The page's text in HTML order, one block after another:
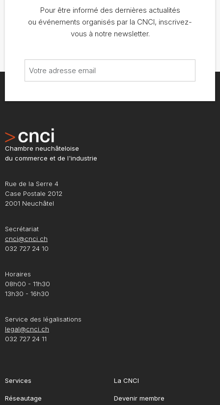
Pour être informé des dernières actualités
ou événements organisés par la CNCI, inscrivez-
vous à notre newsletter.
Chambre neuchâteloise
du commerce et de l'industrie
Rue de la Serre 4
Case Postale 2012
2001 Neuchâtel
Secrétariat
cnci@cnci.ch
032 727 24 10
Horaires
08h00 - 11h30
13h30 - 16h30
Service des légalisations
legal@cnci.ch
032 727 24 11
Services
Réseautage
La CNCI
Devenir membre